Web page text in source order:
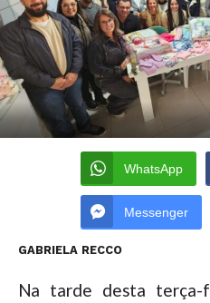
WhatsApp
Messenger
GABRIELA RECCO
Na tarde desta terça-